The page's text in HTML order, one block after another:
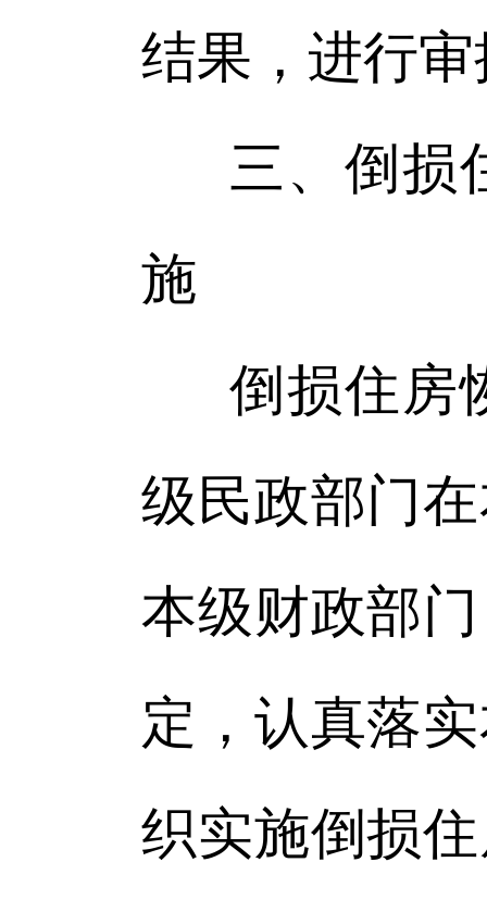
结果，进行
三、倒损
施
倒损住房
级民政部门
本级财政部
定，认真落
织实施倒损